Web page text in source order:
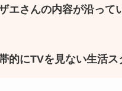
エさんの内容が沿って
的にTVを見ない生活ス